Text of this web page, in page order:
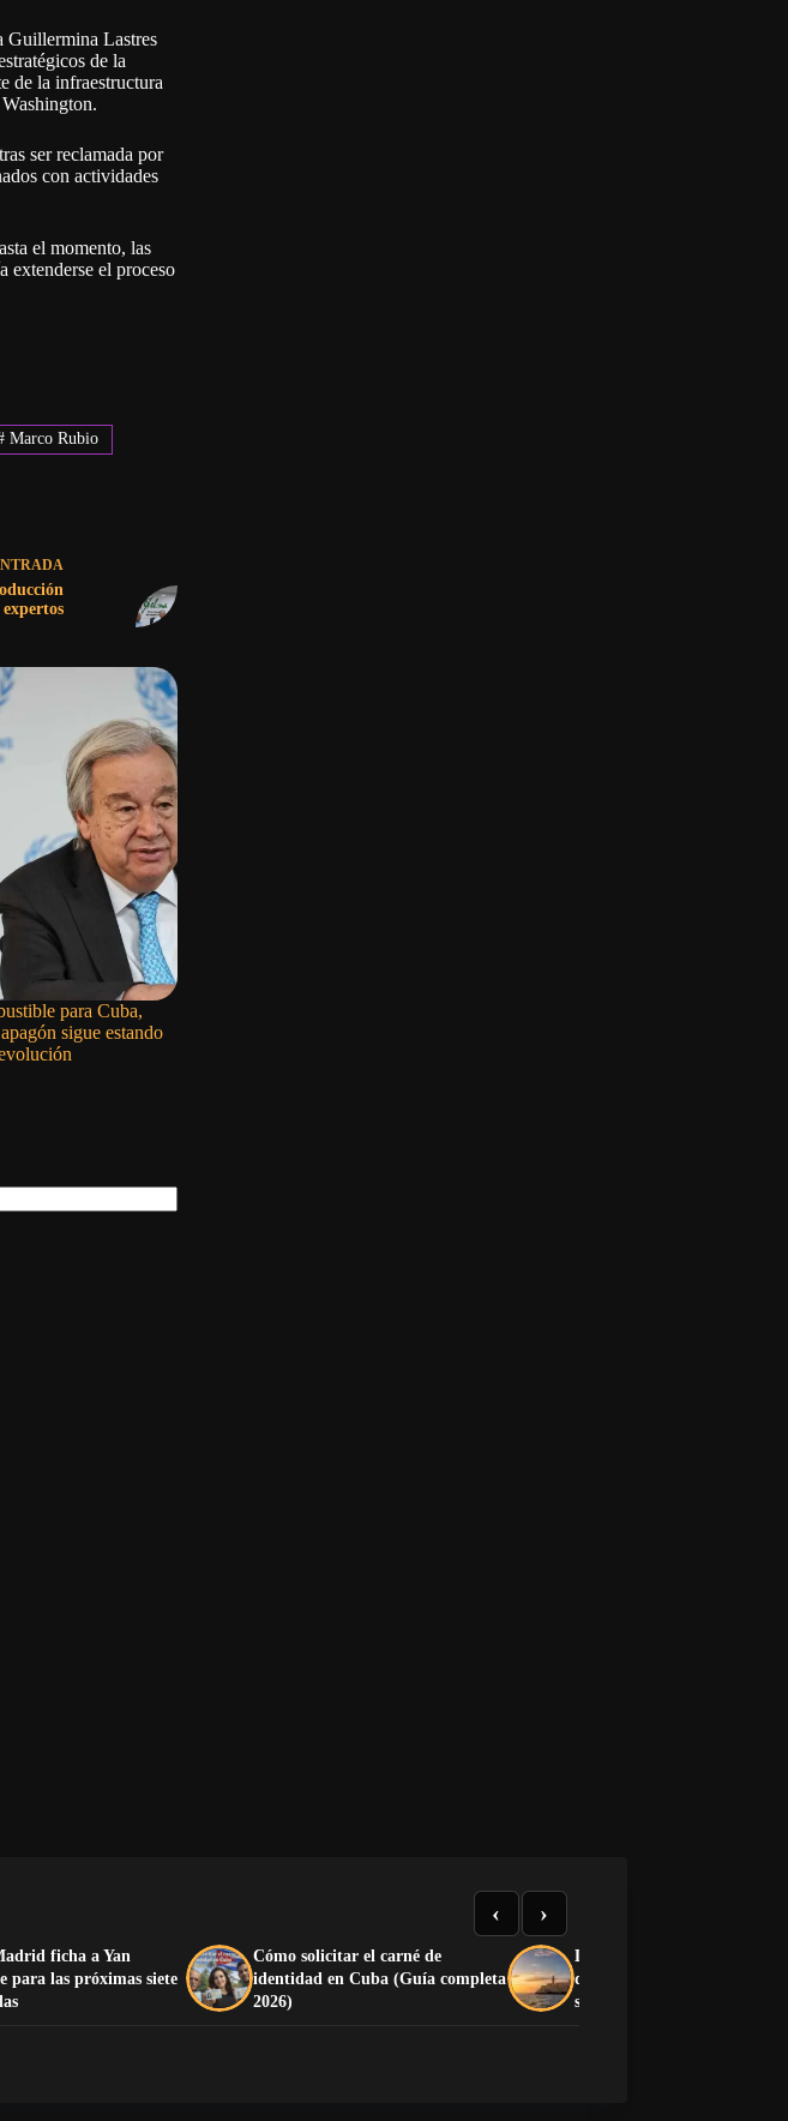
Guillermina Lastres
de la
de la infraestructura
ser reclamada por
con actividades
el momento, las
extenderse el proceso
Marco Rubio
para Cuba,
sigue estando
ficha a Yan
para las próximas siete
Cómo solicitar el carné de
identidad en Cuba (Guía completa
2026)
Liberación de Cuba: cómo
de la dictadura a la
sin caer en otra dictadura
‹ ›